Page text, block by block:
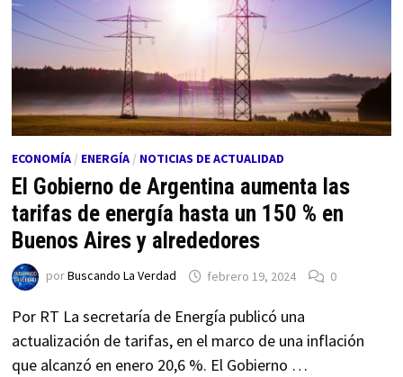
ECONOMÍA/ ENERGÍA/ NOTICIAS DE ACTUALIDAD
El Gobierno de Argentina aumenta las
tarifas de energía hasta un 150 % en
Buenos Aires y alrededores
porBuscando La Verdad febrero 19, 2024 0
Por RT La secretaría de Energía publicó una
actualización de tarifas, en el marco de una inflación
que alcanzó en enero 20,6 %. El Gobierno …